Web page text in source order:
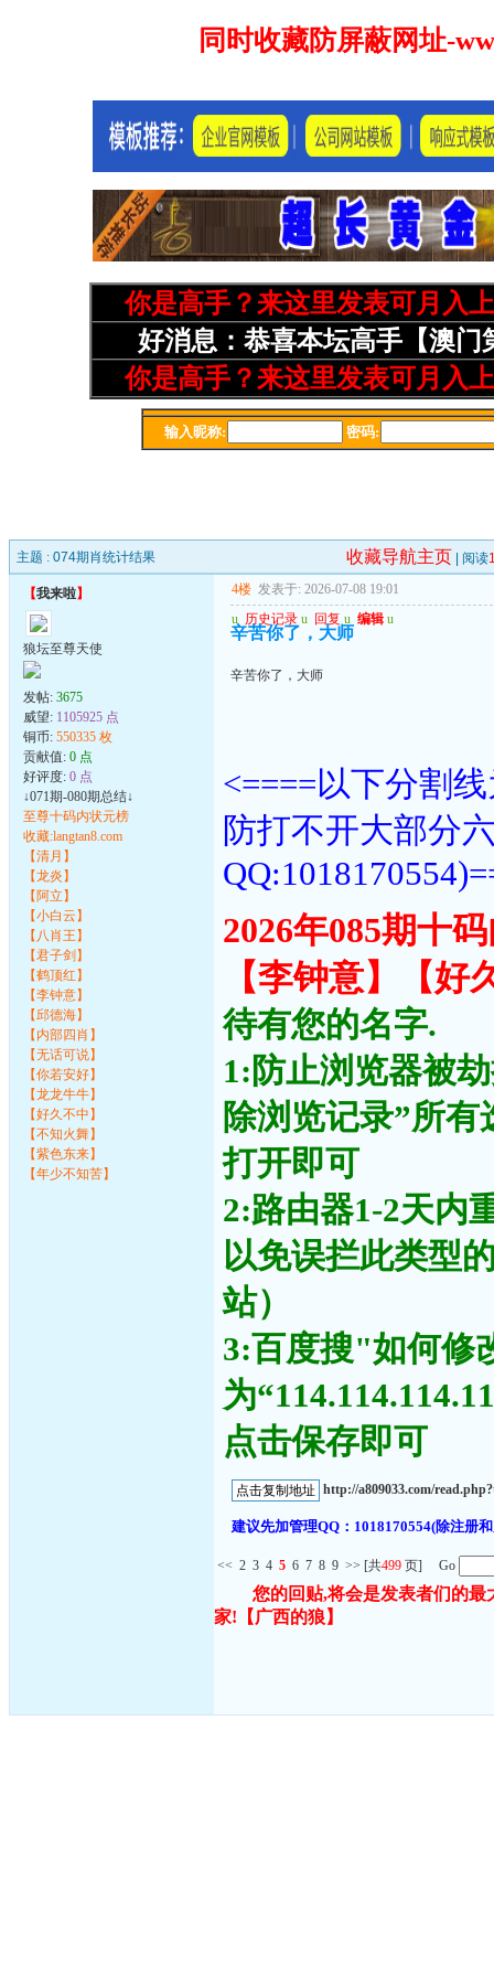
主题 : 074期肖统计结果 收藏导航主页 | 阅读
【我来啦】
狼坛至尊天使
发帖: 3675
威望: 1105925 点
铜币: 550335 枚
贡献值: 0 点
好评度: 0 点
↓071期-080期总结↓
至尊十码内状元榜
收藏:langtan8.com
【清月】
【龙炎】
【阿立】
【小白云】
【八肖王】
【君子剑】
【鹤顶红】
【李钟意】
【邱德海】
【内部四肖】
【无话可说】
【你若安好】
【龙龙牛牛】
【好久不中】
【不知火舞】
【紫色东来】
【年少不知苦】
4楼 发表于: 2026-07-08 19:01
u 历史记录 u 回复 u 编辑 u
辛苦你了，大师
辛苦你了，大师
<====以下分割
防打不开大部分
2026年085期十
【李钟意】【
待有您的名字.
1:防止浏览器被
除浏览记录”所
打开即可
2:路由器1-2天内
以免误拦此类型
站）
3:百度搜"如何修
为
点击保存即可
http://a809033.com/
建议先加管理QQ：1018170554(除注册
<< 2 3 4 5 6 7 8 9 >> [共499 页] Go
您的回贴,将会是发表者们的
家! 【广西的狼】